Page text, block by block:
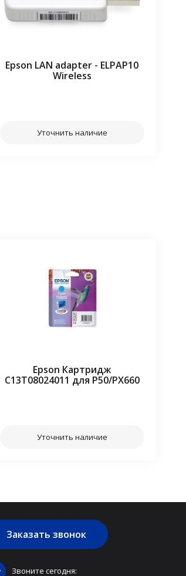
Epson LAN adapter - ELPAP10
Wireless
Уточнить наличие
Epson Картридж
C13T08024011 для P50/PX660
Уточнить наличие
Заказать звонок
Звоните сегодня: